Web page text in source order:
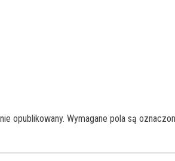
opublikowany. Wymagane pola są